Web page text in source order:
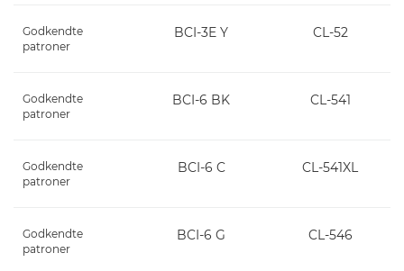
Godkendte
patroner
BCI-3E Y CL-52
Godkendte
patroner
BCI-6 BK CL-541
Godkendte
patroner
BCI-6 C CL-541XL
Godkendte
patroner
BCI-6 G CL-546